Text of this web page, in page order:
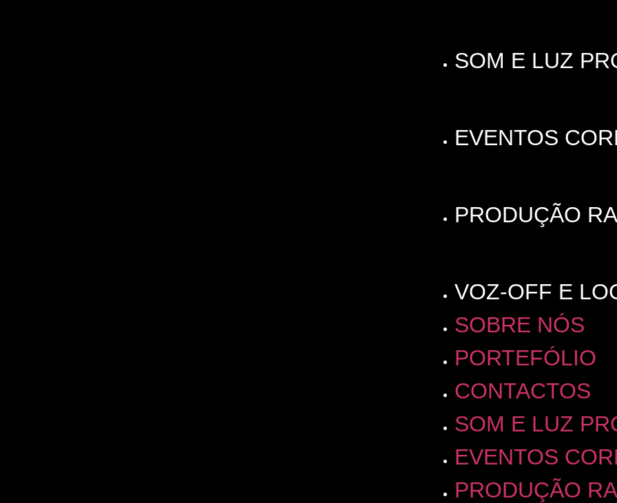
SOM E LUZ
EVENTOS
PRODUÇÃO
VOZ-OFF E
SOBRE NÓS
PORTEFÓLIO
CONTACTOS
SOM E LUZ
EVENTOS
PRODUÇÃO